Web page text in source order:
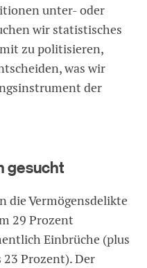
unter- oder
wir statistisches
zu politisieren,
was wir
der
gesucht
die Vermögensdelikte
29 Prozent
Einbrüche (plus
23 Prozent). Der